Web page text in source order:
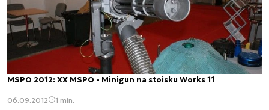
MSPO 2012: XX MSPO - Minigun na stoisku Works 11
06.09.2012 1 min.